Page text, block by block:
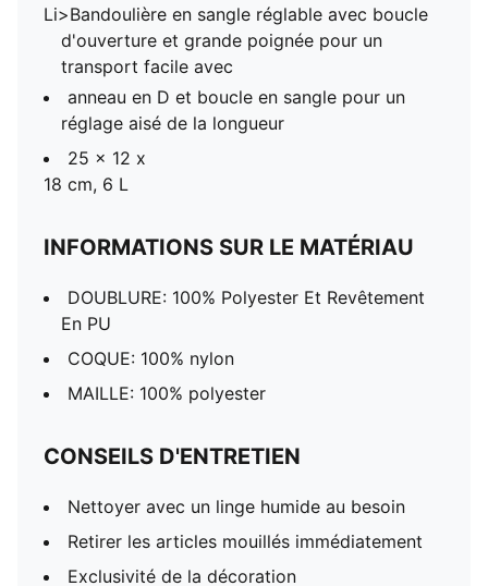
Li>Bandoulière en sangle réglable avec boucle
d'ouverture et grande poignée pour un
transport facile avec
anneau en D et boucle en sangle pour un
réglage aisé de la longueur
25 x 12 x
18 cm, 6 L
INFORMATIONS SUR LE MATÉRIAU
DOUBLURE: 100% Polyester Et Revêtement
En PU
COQUE: 100% nylon
MAILLE: 100% polyester
CONSEILS D'ENTRETIEN
Nettoyer avec un linge humide au besoin
Retirer les articles mouillés immédiatement
Exclusivité de la décoration